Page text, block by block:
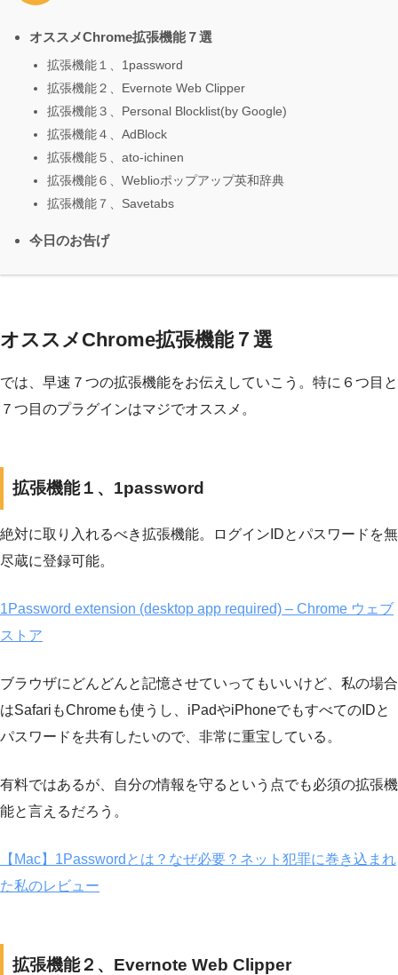
オススメChrome拡張機能７選
拡張機能１、1password
拡張機能２、Evernote Web Clipper
拡張機能３、Personal Blocklist(by Google)
拡張機能４、AdBlock
拡張機能５、ato-ichinen
拡張機能６、Weblioポップアップ英和辞典
拡張機能７、Savetabs
今日のお告げ
オススメChrome拡張機能７選
では、早速７つの拡張機能をお伝えしていこう。特に６つ目と
７つ目のプラグインはマジでオススメ。
拡張機能１、1password
絶対に取り入れるべき拡張機能。ログインIDとパスワードを無
尽蔵に登録可能。
1Password extension (desktop app required) – Chrome ウェブ
ストア
ブラウザにどんどんと記憶させていってもいいけど、私の場合
はSafariもChromeも使うし、iPadやiPhoneでもすべてのIDと
パスワードを共有したいので、非常に重宝している。
有料ではあるが、自分の情報を守るという点でも必須の拡張機
能と言えるだろう。
【Mac】1Passwordとは？なぜ必要？ネット犯罪に巻き込まれ
た私のレビュー
拡張機能２、Evernote Web Clipper